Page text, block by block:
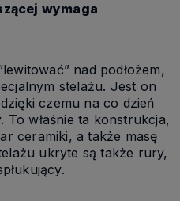
wymaga
nad podłożem,
stelażu. Jest on
czemu na co dzień
To właśnie ta konstrukcja,
ceramiki, a także masę
ukryte są także rury,